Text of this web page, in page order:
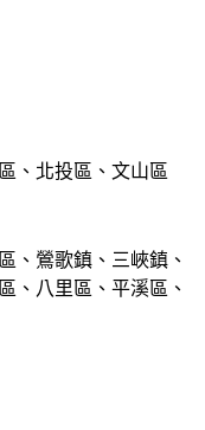
、北投區、文山區
、鶯歌鎮、三峽鎮、
、八里區、平溪區、